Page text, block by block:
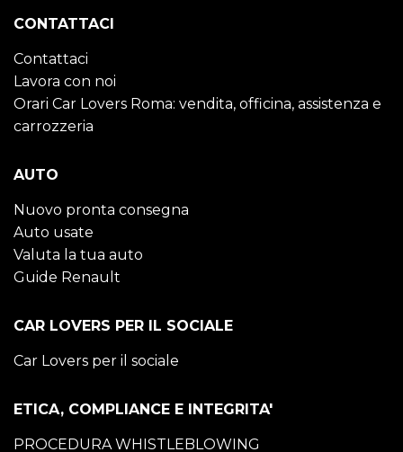
CONTATTACI
Contattaci
Lavora con noi
Orari Car Lovers Roma: vendita, officina, assistenza e
carrozzeria
AUTO
Nuovo pronta consegna
Auto usate
Valuta la tua auto
Guide Renault
CAR LOVERS PER IL SOCIALE
Car Lovers per il sociale
ETICA, COMPLIANCE E INTEGRITA'
PROCEDURA WHISTLEBLOWING